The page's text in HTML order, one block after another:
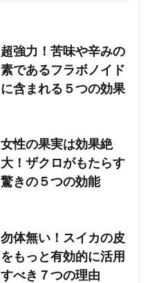
超強力！苦味や辛みの
素であるフラボノイド
に含まれる５つの効果
女性の果実は効果絶
大！ザクロがもたらす
驚きの５つの効能
勿体無い！スイカの皮
をもっと有効的に活用
すべき７つの理由